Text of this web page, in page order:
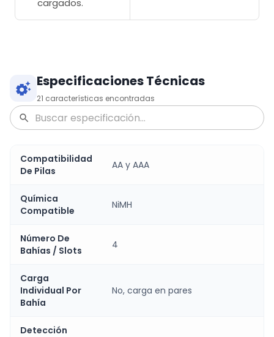
cargados.
Especificaciones Técnicas
21 características encontradas
Compatibilidad
De Pilas
AA y AAA
Química
Compatible
NiMH
Número De
Bahías / Slots
4
Carga
Individual Por
Bahía
No, carga en pares
Detección